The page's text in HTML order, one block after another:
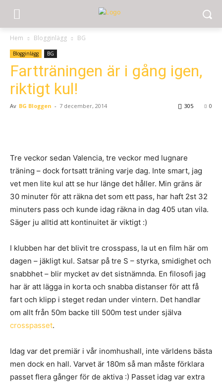
Hem Blogginlägg BG
Blogginlägg BG
Fartträningen är i gång igen,
riktigt kul!
Av BG Bloggen - 7 december, 2014 0
305
Tre veckor sedan Valencia, tre veckor med lugnare
träning – dock fortsatt träning varje dag. Inte smart, jag
vet men lite kul att se hur länge det håller. Min gräns är
30 minuter för att räkna det som ett pass, har haft 2st 32
minuters pass och kunde idag räkna in dag 405 utan vila.
Säger ju alltid att kontinuitet är viktigt :)
I klubben har det blivit tre crosspass, la ut en film här om
dagen – jäkligt kul. Satsar på tre S – styrka, smidighet och
snabbhet – blir mycket av det sistnämnda. En filosofi jag
har är att lägga in korta och snabba distanser för att få
fart och klipp i steget redan under vintern. Det handlar
om allt från 50m backe till 500m test under själva
crosspasset.
Idag var det premiär i vår inomhushall, inte världens bästa
men dock en hall. Varvet är 180m så man måste förklara
passet flera gånger för de aktiva :) Passet idag var extra